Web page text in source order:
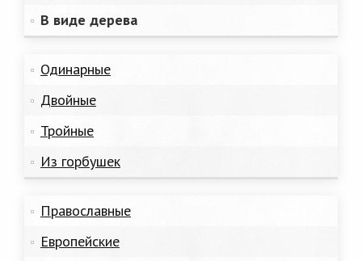
В виде дерева
Одинарные
Двойные
Тройные
Из горбушек
Православные
Европейские